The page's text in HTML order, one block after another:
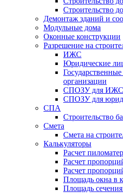
Строительство
Демонтаж зданий и
Модульные дома
Оконные конструкции
Разрешение на
ИЖС
Юридические
организации
СПОЗУ для ИЖС
СПОЗУ для
СПА
Строительство
Смета
Смета на
Калькуляторы
Расчет
Расчет
Расчет
Площадь окна в
Площадь сечения